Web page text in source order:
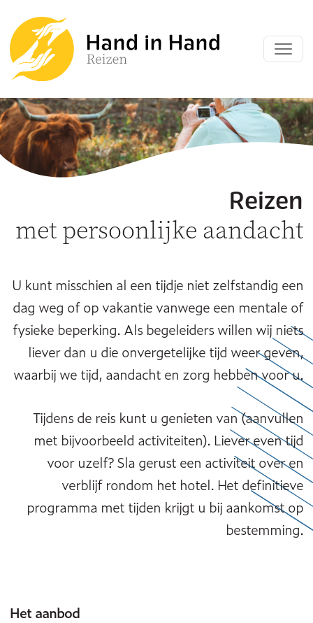
Reizen
met persoonlijke aandacht
U kunt misschien al een tijdje niet zelfstandig een
dag weg of op vakantie vanwege een mentale of
fysieke beperking. Als begeleiders willen wij niets
liever dan u die onvergetelijke tijd weer geven,
waarbij we tijd, aandacht en zorg hebben voor u.
Tijdens de reis kunt u genieten van (aanvullen
met bijvoorbeeld activiteiten). Liever even tijd
voor uzelf? Sla gerust een activiteit over en
verblijf rondom het hotel. Het definitieve
programma met tijden krijgt u bij aankomst op
bestemming.
Het aanbod